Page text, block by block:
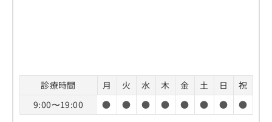
診療時間 月 火 水 木 金 土 日
祝
9:00〜19:00
● ● ● ● ● ● ●
●